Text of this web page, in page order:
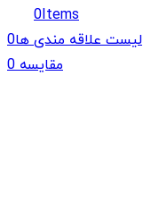
0Items
لیست علاقه مندی ها0
مقایسه0